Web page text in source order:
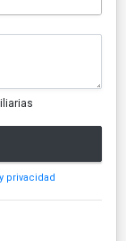
privacidad